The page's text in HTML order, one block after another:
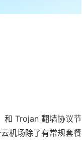
和 Trojan 翻墙协议节
机场除了有常规套餐